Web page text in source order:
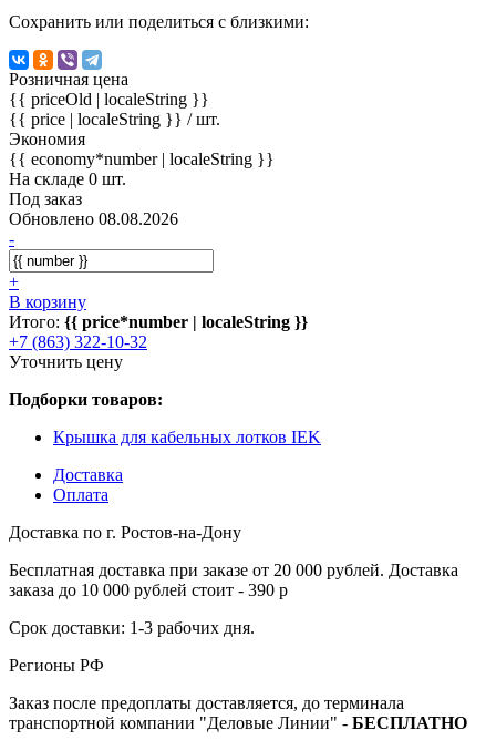
Сохранить или поделиться с близкими:
Розничная цена
{{ priceOld | localeString }}
{{ price | localeString }} / шт.
Экономия
{{ economy*number | localeString }}
На складе 0 шт.
Под заказ
Обновлено 08.08.2026
-
+
В корзину
Итого: {{ price*number | localeString }}
+7 (863) 322-10-32
Уточнить цену
Подборки товаров:
Крышка для кабельных лотков IEK
Доставка
Оплата
Доставка по г. Ростов-на-Дону
Бесплатная доставка при заказе от 20 000 рублей. Доставка
заказа до 10 000 рублей стоит - 390 р
Срок доставки: 1-3 рабочих дня.
Регионы РФ
Заказ после предоплаты доставляется, до терминала
транспортной компании "Деловые Линии" - БЕСПЛАТНО